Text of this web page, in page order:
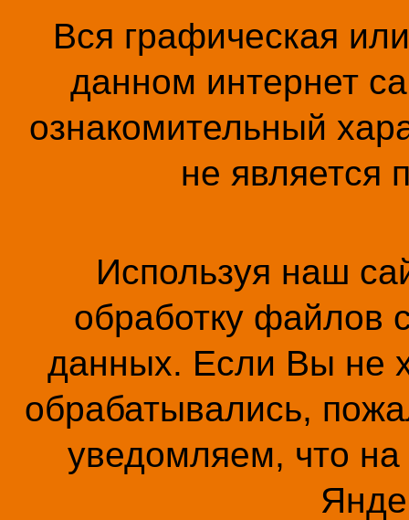
Вся графическая
данном интернет
ознакомительный
не является
Используя наш
обработку файлов
данных. Если Вы не
обрабатывались,
уведомляем, что на